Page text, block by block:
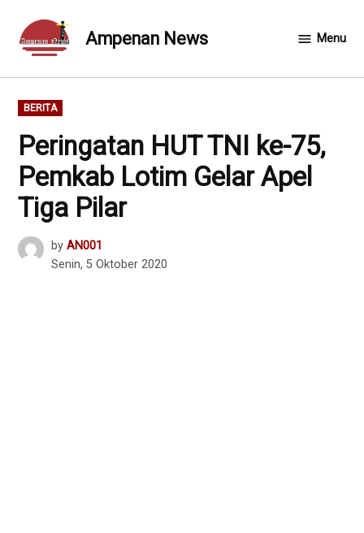
content
Ampenan News Menu
POSTED
IN
BERITA
Peringatan HUT TNI ke-75,
Pemkab Lotim Gelar Apel
Tiga Pilar
by AN001
Senin, 5 Oktober 2020